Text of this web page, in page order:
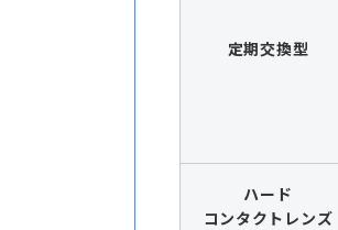
定期交換型
ハード
コンタクトレンズ